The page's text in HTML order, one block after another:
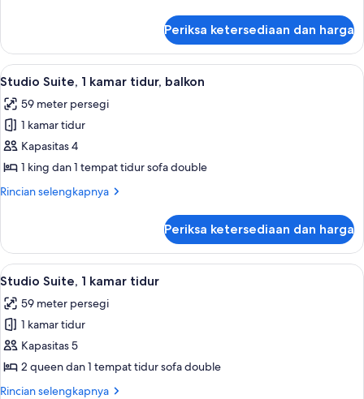
Suite
Eksekutif,
1
tidur
Periksa ketersediaan dan harga
Lihat
semua
foto
untuk
Studio
Suite,
1
balkon
Studio Suite, 1 kamar tidur, balkon |
6
Studio Suite, 1 kamar tidur, balkon
59 meter persegi
1 kamar tidur
Kapasitas 4
1 king dan 1 tempat tidur sofa double
Rincian selengkapnya
Rincian
Studio
Suite,
1
tidur,
balkon
Periksa ketersediaan dan harga
Lihat
semua
foto
untuk
Studio
Suite,
1
Seprai premium, bantalan ekstra
6
Studio Suite, 1 kamar tidur
59 meter persegi
1 kamar tidur
Kapasitas 5
2 queen dan 1 tempat tidur sofa double
Rincian selengkapnya
Rincian